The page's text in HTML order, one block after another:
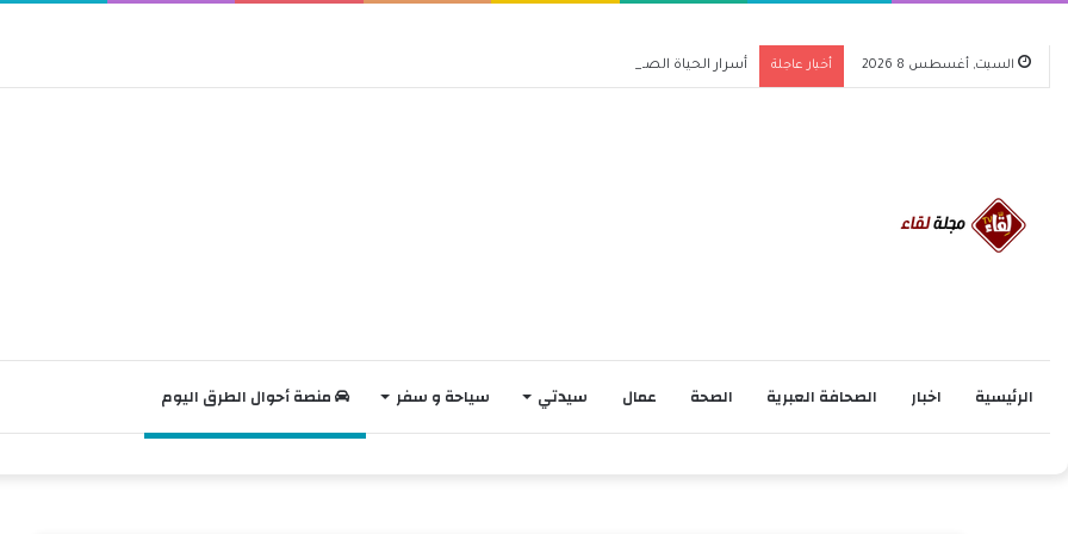
السبت, أغسطس 8 2026 أخبار عاجلة أسرار الحياة الصحية في 2026 اكتشف كيف تغير حياتك للأفضل
الرئيسية اخبار الصحافة العبرية الصحة عمال سيدتي سياحة و سفر منصة أحوال الطرق اليوم